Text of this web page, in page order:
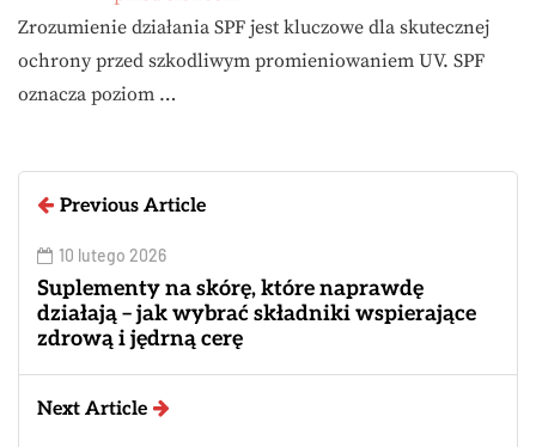
Zrozumienie działania SPF jest kluczowe dla skutecznej
ochrony przed szkodliwym promieniowaniem UV. SPF
oznacza poziom …
Previous Article
10 lutego 2026
Suplementy na skórę, które naprawdę
działają – jak wybrać składniki wspierające
zdrową i jędrną cerę
Next Article